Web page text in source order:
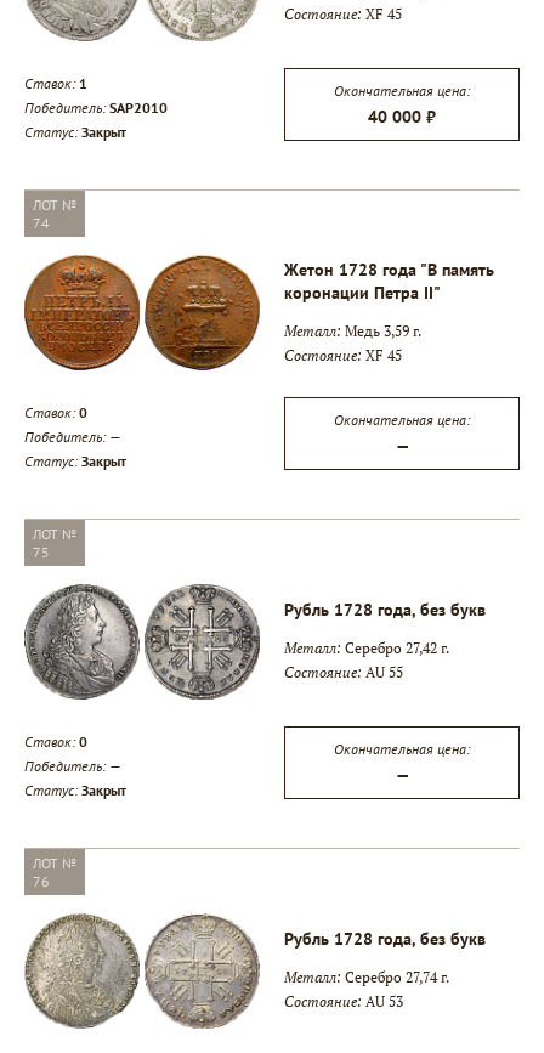
Состояние: XF 45
Ставок: 1
Победитель: SAP2010
Статус:Закрыт
Окончательная цена:
40 000 ₽
ЛОТ №
74
Жетон 1728 года "В память
коронации Петра II"
Металл: Медь 3,59 г.
Состояние: XF 45
Ставок:0
Победитель: —
Статус:Закрыт
Окончательная цена:
—
ЛОТ №
75
Рубль 1728 года, без букв
Металл: Серебро 27,42 г.
Состояние: AU 55
Ставок:0
Победитель: —
Статус:Закрыт
Окончательная цена:
—
ЛОТ №
76
Рубль 1728 года, без букв
Металл: Серебро 27,74 г.
Состояние: AU 53